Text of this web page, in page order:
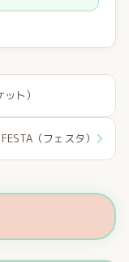
ト）
FESTA（フェスタ）